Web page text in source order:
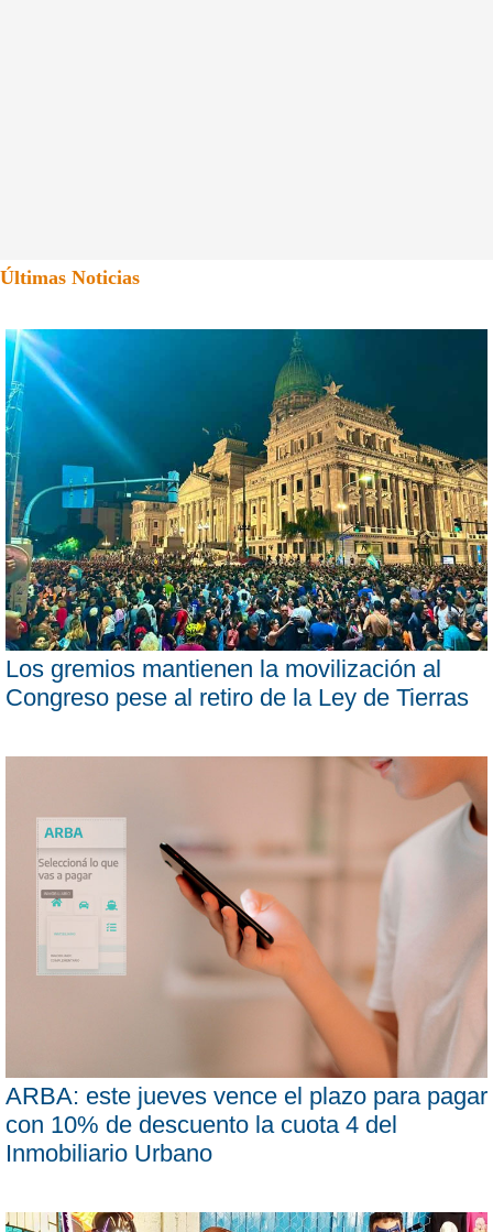
Últimas Noticias
Los gremios mantienen la movilización al
Congreso pese al retiro de la Ley de Tierras
ARBA: este jueves vence el plazo para pagar
con 10% de descuento la cuota 4 del
Inmobiliario Urbano